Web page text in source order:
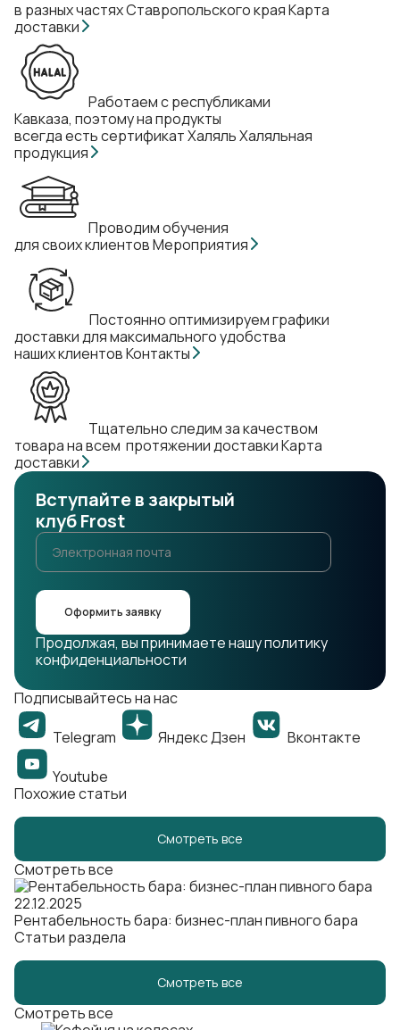
в разных частях Ставропольского краяКарта
доставки
Работаем с республиками
Кавказа, поэтому на продукты
всегда есть сертификат ХаляльХаляльная
продукция
Проводим обучения
для своих клиентовМероприятия
Постоянно оптимизируем графики
доставки для максимального удобства
наших клиентовКонтакты
Тщательно следим за качеством
товара на всем протяжении доставкиКарта
доставки
Вступайте в закрытый
клуб Frost
Оформить заявку
Продолжая, вы принимаете нашу политику
конфиденциальности
Подписывайтесь на нас
Telegram
Яндекс Дзен
Вконтакте
Youtube
Похожие статьи
Смотреть все
Смотреть все
22.12.2025
Рентабельность бара: бизнес-план пивного бара
Статьи раздела
Смотреть все
Смотреть все